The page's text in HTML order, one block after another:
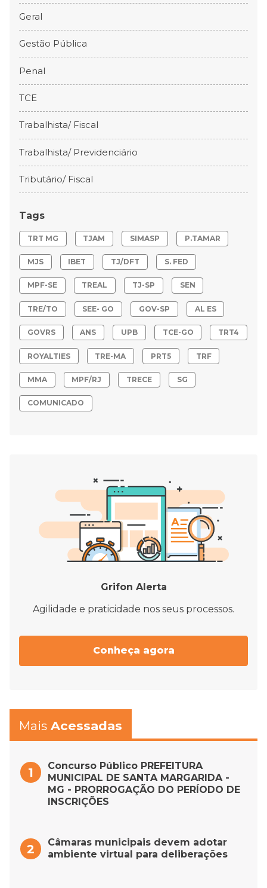
Geral
Gestão Pública
Penal
TCE
Trabalhista/ Fiscal
Trabalhista/ Previdenciário
Tributário/ Fiscal
Tags
TRT MG TJAM SIMASP P.TAMAR
MJS IBET TJ/DFT S. FED
MPF-SE TREAL TJ-SP SEN
TRE/TO SEE- GO GOV-SP AL ES
GOVRS ANS UPB TCE-GO TRT4
ROYALTIES TRE-MA PRT5 TRF
MMA MPF/RJ TRECE SG
COMUNICADO
Grifon Alerta
Agilidade e praticidade nos seus processos.
Conheça agora
Mais Acessadas
Concurso Público PREFEITURA
MUNICIPAL DE SANTA MARGARIDA -
MG - PRORROGAÇÃO DO PERÍODO DE
INSCRIÇÕES
Câmaras municipais devem adotar
ambiente virtual para deliberações